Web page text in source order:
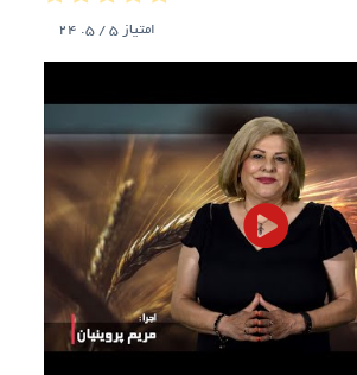
امتیاز 5
/ 5.
24